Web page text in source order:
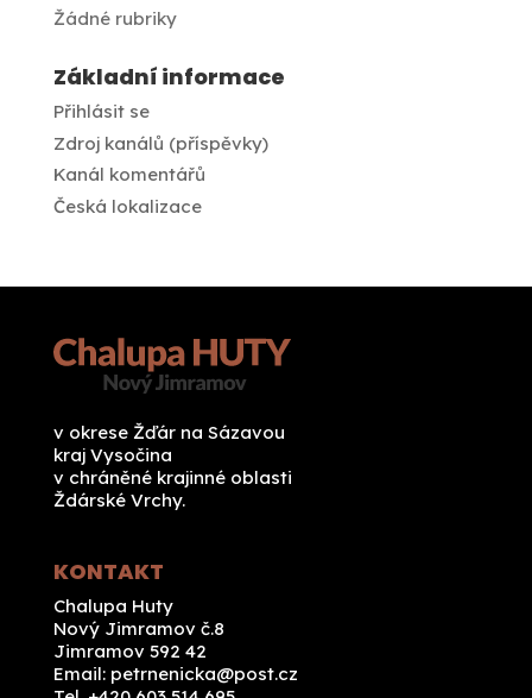
Žádné rubriky
Základní informace
Přihlásit se
Zdroj kanálů (příspěvky)
Kanál komentářů
Česká lokalizace
v okrese Žďár na Sázavou
kraj Vysočina
v chráněné krajinné oblasti
Ždárské Vrchy.
KONTAKT
Chalupa Huty
Nový Jimramov č.8
Jimramov 592 42
Email: petrnenicka@post.cz